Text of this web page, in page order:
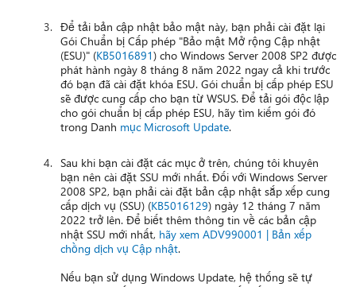
Để tải bản cập nhật bảo mật này, bạn phải cài đặt lại
Gói Chuẩn bị Cấp phép "Bảo mật Mở rộng Cập nhật
(ESU)" (KB5016891) cho Windows Server 2008 SP2 được
phát hành ngày 8 tháng 8 năm 2022 ngay cả khi trước
đó bạn đã cài đặt khóa ESU. Gói chuẩn bị cấp phép ESU
sẽ được cung cấp cho bạn từ WSUS. Để tải gói độc lập
cho gói chuẩn bị cấp phép ESU, hãy tìm kiếm gói đó
trong Danh mục Microsoft Update.
Sau khi bạn cài đặt các mục ở trên, chúng tôi khuyên
bạn nên cài đặt SSU mới nhất. Đối với Windows Server
2008 SP2, bạn phải cài đặt bản cập nhật sắp xếp cung
cấp dịch vụ (SSU) (KB5016129) ngày 12 tháng 7 năm
2022 trở lên. Để biết thêm thông tin về các bản cập
nhật SSU mới nhất, hãy xem ADV990001 | Bản xếp
chồng dịch vụ Cập nhật.
Nếu bạn sử dụng Windows Update, hệ thống sẽ tự